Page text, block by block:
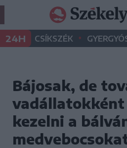
24H CSÍKSZÉK •
Bájosak, de
kezelni a